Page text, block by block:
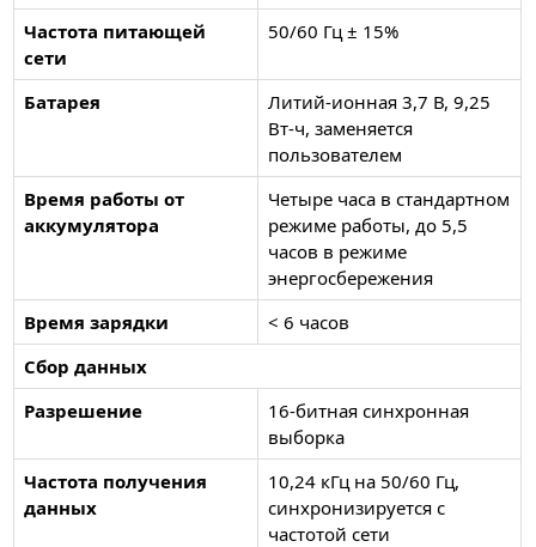
Частота питающей
сети
50/60 Гц ± 15%
Батарея
Литий-ионная 3,7 В, 9,25
Вт-ч, заменяется
пользователем
Время работы от
аккумулятора
Четыре часа в стандартном
режиме работы, до 5,5
часов в режиме
энергосбережения
Время зарядки
< 6 часов
Сбор данных
Разрешение
16-битная синхронная
выборка
Частота получения
данных
10,24 кГц на 50/60 Гц,
синхронизируется с
частотой сети